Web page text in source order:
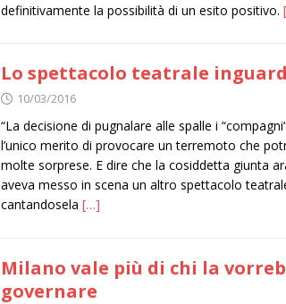
definitivamente la possibilità di un esito positivo.
Lo spettacolo teatrale
10/03/2016
“La decisione di pugnalare alle spalle i
l’unico merito di provocare un terremoto che
molte sorprese. E dire che la cosiddetta giunta
aveva messo in scena un altro spettacolo
cantandosela […]
Milano vale più di chi la
governare